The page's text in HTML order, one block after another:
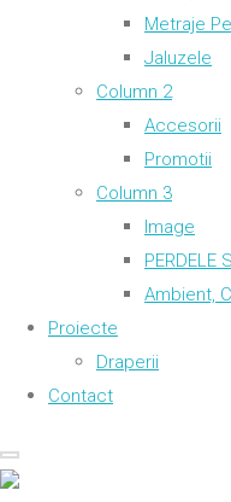
Metraje
Jaluzele
Column 2
Accesorii
Promotii
Column 3
Image
PERDELE
Ambient,
Proiecte
Draperii
Contact